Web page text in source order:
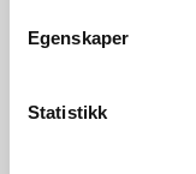
Egenskaper
Statistikk